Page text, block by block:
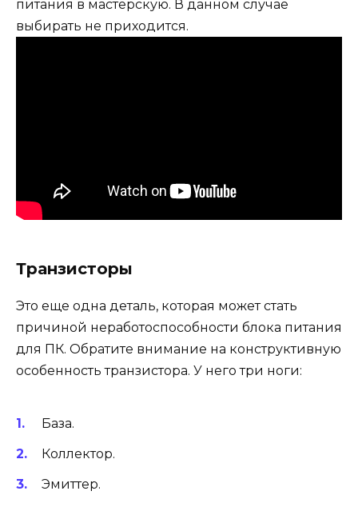
питания в мастерскую. В данном случае
выбирать не приходится.
Транзисторы
Это еще одна деталь, которая может стать
причиной неработоспособности блока питания
для ПК. Обратите внимание на конструктивную
особенность транзистора. У него три ноги:
База.
Коллектор.
Эмиттер.